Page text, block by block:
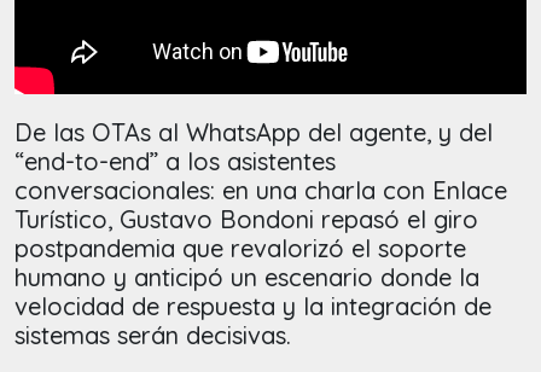
De las OTAs al WhatsApp del agente, y del
“end-to-end” a los asistentes
conversacionales: en una charla con Enlace
Turístico, Gustavo Bondoni repasó el giro
postpandemia que revalorizó el soporte
humano y anticipó un escenario donde la
velocidad de respuesta y la integración de
sistemas serán decisivas.